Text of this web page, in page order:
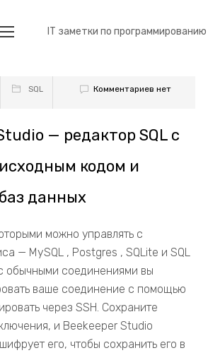
IT заметки по программированию
SQL Комментариев нет
— редактор SQL с
кодом и
данных
можно управлять с
— MySQL , Postgres , SQLite и SQL
обычными соединениями вы
ваше соединение с помощью
через SSH. Сохраните
и Beekeeper Studio
его, чтобы сохранить его в